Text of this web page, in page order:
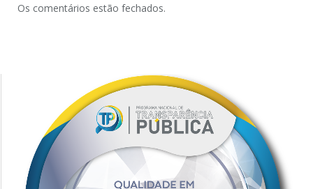
Os comentários estão fechados.